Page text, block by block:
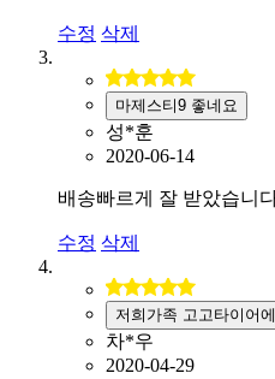
수정 삭제
마제스티9 좋네요
성*훈
2020-06-14
배송빠르게 잘 받았습니
수정 삭제
저희가족 고고타이어
차*우
2020-04-29